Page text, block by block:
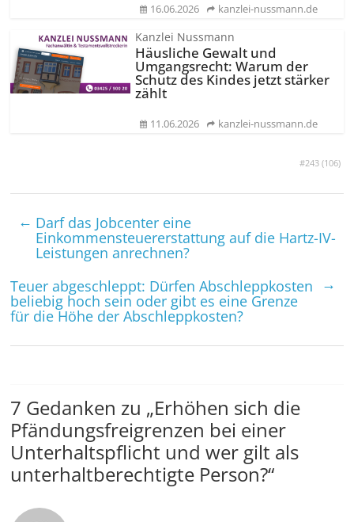
#243 (106)
16.06.2026 kanzlei-nussmann.de
Kanzlei Nussmann
Häusliche Gewalt und
Umgangsrecht: Warum der
Schutz des Kindes jetzt stärker
zählt
11.06.2026 kanzlei-nussmann.de
← Darf das Jobcenter eine
Einkommensteuererstattung auf die Hartz-IV-
Leistungen anrechnen?
Teuer abgeschleppt: Dürfen Abschleppkosten
beliebig hoch sein oder gibt es eine Grenze
für die Höhe der Abschleppkosten?
→
7 Gedanken zu „Erhöhen sich die
Pfändungsfreigrenzen bei einer
Unterhaltspflicht und wer gilt als
unterhaltberechtigte Person?“